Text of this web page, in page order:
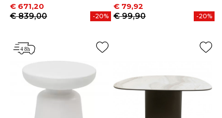
Prijs
€ 671,20
Normale prijs
€ 839,00
-20%
Prijs
€ 79,92
Normale prijs
€ 99,90
-20%